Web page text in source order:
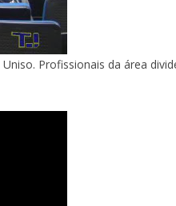
Profissionais da área